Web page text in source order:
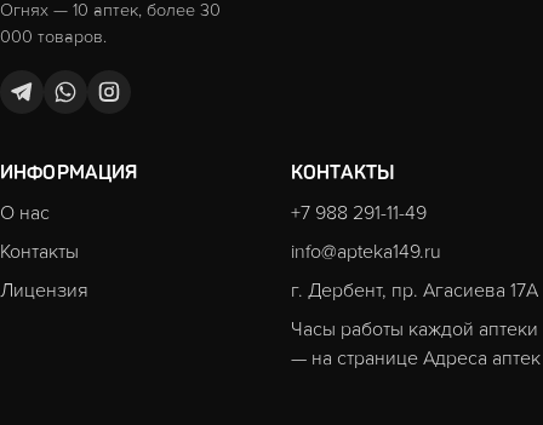
Огнях — 10 аптек, более 30
000 товаров.
ИНФОРМАЦИЯ
О нас
Контакты
Лицензия
КОНТАКТЫ
+7 988 291-11-49
info@apteka149.ru
г. Дербент, пр. Агасиева 17А
Часы работы каждой аптеки
— на странице Адреса аптек